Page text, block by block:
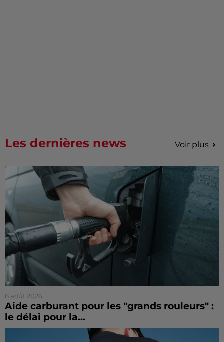
Les dernières news Voir plus
8 août 2026
Aide carburant pour les "grands rouleurs" :
le délai pour la...